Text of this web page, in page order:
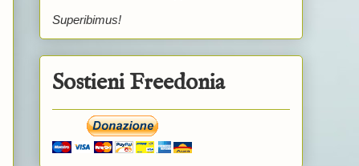
Superibimus!
Sostieni Freedonia